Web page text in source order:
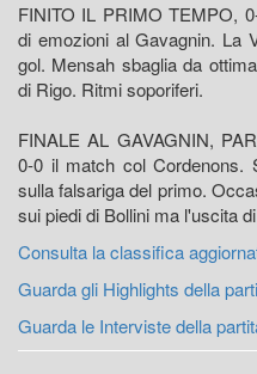
FINITO IL PRIMO TEMPO,
di emozioni al Gavagnin. La
gol. Mensah sbaglia da
di Rigo. Ritmi soporiferi.
FINALE AL GAVAGNIN,
0-0 il match col Cordenons.
sulla falsariga del primo.
sui piedi di Bollini ma l'uscita
Consulta la classifica
Guarda gli Highlights della
Guarda le Interviste della